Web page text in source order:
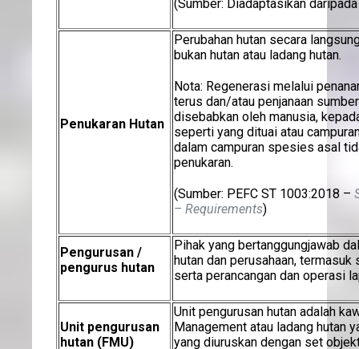
(Sumber: Diadaptasikan
Penukaran Hutan
Perubahan hutan secara
bukan hutan atau ladang hutan.
Nota: Regenerasi melalui
terus dan/atau penjanaan
disebabkan oleh manusia,
seperti yang dituai atau
dalam campuran spesies asal
penukaran.
(Sumber: PEFC ST 1003:2018 –
– Requirements)
Pengurusan /
pengurus hutan
Pihak yang bertanggungjawab
hutan dan perusahaan,
serta perancangan dan operasi
Unit pengurusan
hutan (FMU)
Unit pengurusan hutan adalah
Management atau ladang hutan
yang diuruskan dengan set